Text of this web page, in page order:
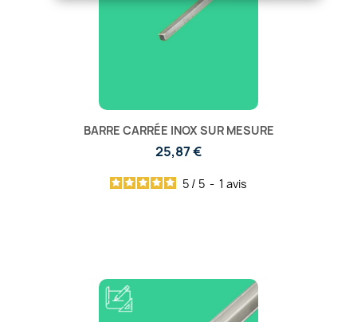
BARRE CARRÉE INOX SUR MESURE
25,87 €
5 / 5 - 1 avis